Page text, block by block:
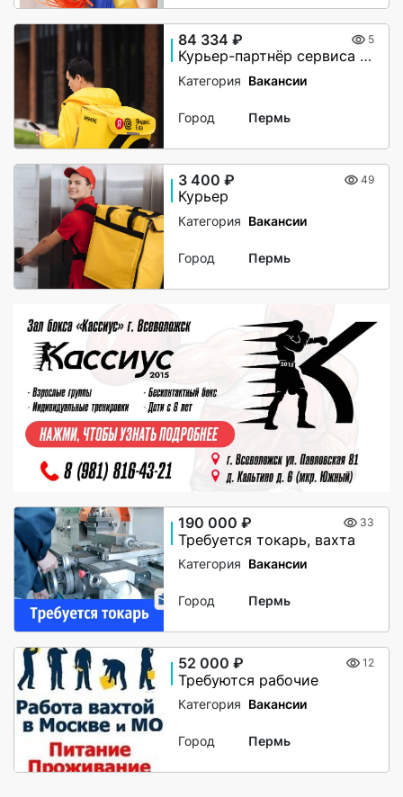
84 334 ₽ 5
Курьер-партнёр сервиса Яндекс.Еда
Категория Вакансии
Город Пермь
3 400 ₽ 49
Курьер
Категория Вакансии
Город Пермь
190 000 ₽ 33
Требуется токарь, вахта
Категория Вакансии
Город Пермь
52 000 ₽ 12
Требуются рабочие
Категория Вакансии
Город Пермь